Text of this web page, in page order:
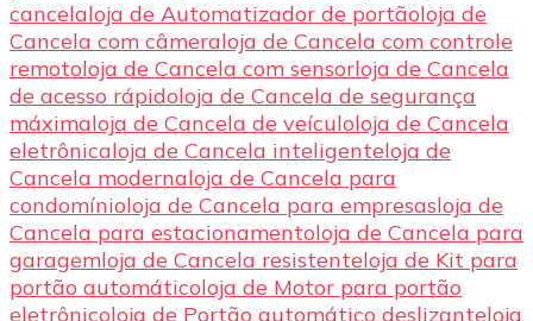
cancelaloja de Automatizador de portãoloja de
Cancela com câmeraloja de Cancela com controle
remotoloja de Cancela com sensorloja de Cancela
de acesso rápidoloja de Cancela de segurança
máximaloja de Cancela de veículoloja de Cancela
eletrônicaloja de Cancela inteligenteloja de
Cancela modernaloja de Cancela para
condomínioloja de Cancela para empresasloja de
Cancela para estacionamentoloja de Cancela para
garagemloja de Cancela resistenteloja de Kit para
portão automáticoloja de Motor para portão
eletrônicoloja de Portão automático deslizanteloja